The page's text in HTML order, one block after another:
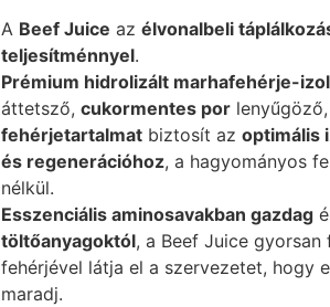
A Beef Juice az élvonalbeli
teljesítménnyel.
Prémium hidrolizált marhafehérje-
áttetsző, cukormentes por lenyűgöző,
fehérjetartalmat biztosít az optimális
és regenerációhoz, a hagyományos
nélkül.
Esszenciális aminosavakban gazdag
töltőanyagoktól, a Beef Juice
fehérjével látja el a szervezetet, hogy
maradj.